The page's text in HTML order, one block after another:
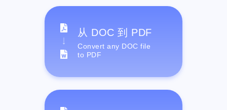
从 DOC 到 PDF
Convert any DOC file
to PDF